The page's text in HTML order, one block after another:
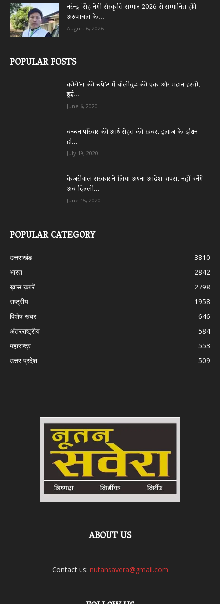
नरेन्द्र सिंह नेगी संस्कृति सम्मान 2026 से सम्मानित होंगे
अरुणाचल के...
August 6, 2026
POPULAR POSTS
कोरो’ना की चपे’ट में बॉलीवुड की एक और महान हस्ती,
हुई...
June 6, 2020
बच्चन परिवार की आई सेहत की खबर, इलाज के दौरान
हो...
July 19, 2020
केजरीवाल सरकार ने लिया अपना आदेश वापस, नहीं बनेंगे
अब दिल्ली...
June 15, 2020
POPULAR CATEGORY
उत्तराखंड
3810
भारत
2842
ख़ास ख़बरें
2798
राष्ट्रीय
1958
विशेष खबर
646
अंतरराष्ट्रीय
584
महाराष्ट्र
553
उत्तर प्रदेश
509
ABOUT US
Contact us: nutansavera@gmail.com